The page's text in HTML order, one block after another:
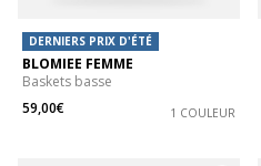
DERNIERS PRIX D'ÉTÉ
BLOMIEE FEMME
Baskets basse
59,00€
1 COULEUR